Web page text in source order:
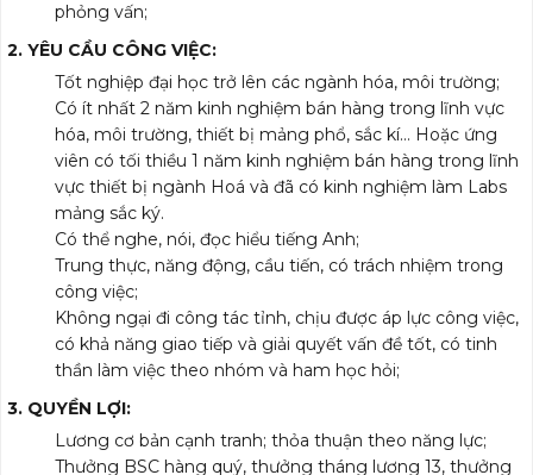
phỏng vấn;
2. YÊU CẦU CÔNG VIỆC:
Tốt nghiệp đại học trở lên các ngành hóa, môi trường;
Có ít nhất 2 năm kinh nghiệm bán hàng trong lĩnh vực
hóa, môi trường, thiết bị mảng phổ, sắc kí… Hoặc ứng
viên có tối thiều 1 năm kinh nghiệm bán hàng trong lĩnh
vực thiết bị ngành Hoá và đã có kinh nghiệm làm Labs
mảng sắc ký.
Có thể nghe, nói, đọc hiểu tiếng Anh;
Trung thực, năng động, cầu tiến, có trách nhiệm trong
công việc;
Không ngại đi công tác tỉnh, chịu được áp lực công việc,
có khả năng giao tiếp và giải quyết vấn đề tốt, có tinh
thần làm việc theo nhóm và ham học hỏi;
3. QUYỀN LỢI:
Lương cơ bản cạnh tranh; thỏa thuận theo năng lực;
Thưởng BSC hàng quý, thưởng tháng lương 13, thưởng